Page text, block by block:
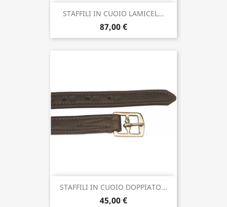
STAFFILI IN CUOIO LAMICEL...
87,00 €
STAFFILI IN CUOIO DOPPIATO...
45,00 €